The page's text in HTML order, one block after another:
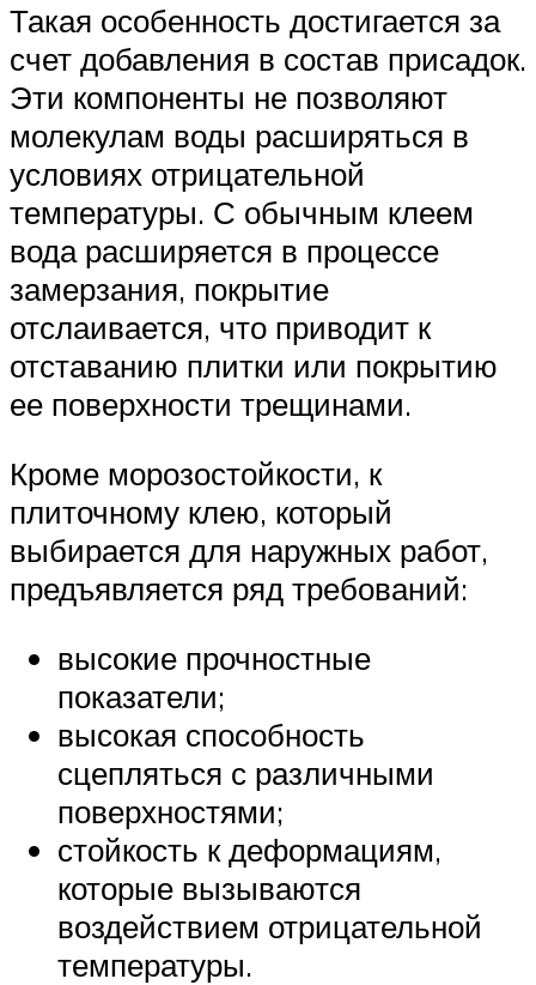
Такая особенность достигается за
счет добавления в состав присадок.
Эти компоненты не позволяют
молекулам воды расширяться в
условиях отрицательной
температуры. С обычным клеем
вода расширяется в процессе
замерзания, покрытие
отслаивается, что приводит к
отставанию плитки или покрытию
ее поверхности трещинами.
Кроме морозостойкости, к
плиточному клею, который
выбирается для наружных работ,
предъявляется ряд требований:
высокие прочностные
показатели;
высокая способность
сцепляться с различными
поверхностями;
стойкость к деформациям,
которые вызываются
воздействием отрицательной
температуры.